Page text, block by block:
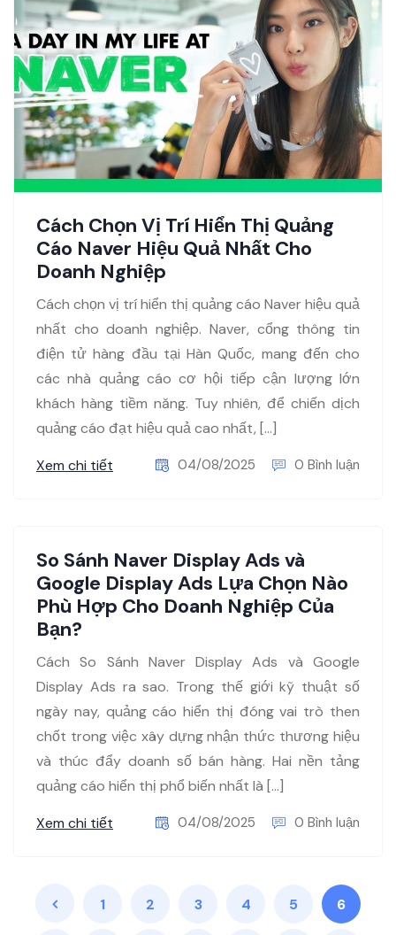
Cách Chọn Vị Trí Hiển Thị Quảng
Cáo Naver Hiệu Quả Nhất Cho
Doanh Nghiệp
Cách chọn vị trí hiển thị quảng cáo Naver hiệu quả
nhất cho doanh nghiệp. Naver, cổng thông tin
điện tử hàng đầu tại Hàn Quốc, mang đến cho
các nhà quảng cáo cơ hội tiếp cận lượng lớn
khách hàng tiềm năng. Tuy nhiên, để chiến dịch
quảng cáo đạt hiệu quả cao nhất, […]
Xem chi tiết
04/08/2025 0 Bình luận
So Sánh Naver Display Ads và
Google Display Ads Lựa Chọn Nào
Phù Hợp Cho Doanh Nghiệp Của
Bạn?
Cách So Sánh Naver Display Ads và Google
Display Ads ra sao. Trong thế giới kỹ thuật số
ngày nay, quảng cáo hiển thị đóng vai trò then
chốt trong việc xây dựng nhận thức thương hiệu
và thúc đẩy doanh số bán hàng. Hai nền tảng
quảng cáo hiển thị phổ biến nhất là […]
Xem chi tiết
04/08/2025 0 Bình luận
1 2 3 4 5 6